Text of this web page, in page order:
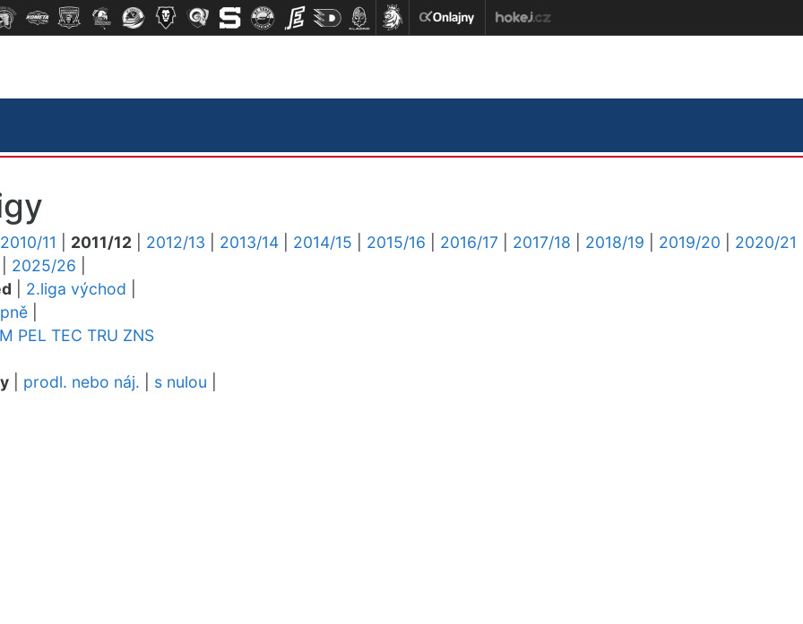
2010/11 2011/12 2012/13 2013/14 2014/15 2015/16 2016/17 2017/18 2018/19 2019/20
2020/21
2025/26
2.liga východ
PEL TEC TRU ZNS
prodl. nebo náj. s nulou